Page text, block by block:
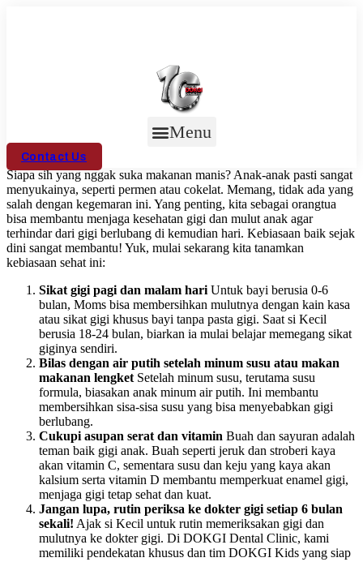
Menu
Contact Us
Siapa sih yang nggak suka makanan manis? Anak-anak pasti sangat
menyukainya, seperti permen atau cokelat. Memang, tidak ada yang
salah dengan kegemaran ini. Yang penting, kita sebagai orangtua
bisa membantu menjaga kesehatan gigi dan mulut anak agar
terhindar dari gigi berlubang di kemudian hari. Kebiasaan baik sejak
dini sangat membantu! Yuk, mulai sekarang kita tanamkan
kebiasaan sehat ini:
Sikat gigi pagi dan malam hari Untuk bayi berusia 0-6
bulan, Moms bisa membersihkan mulutnya dengan kain kasa
atau sikat gigi khusus bayi tanpa pasta gigi. Saat si Kecil
berusia 18-24 bulan, biarkan ia mulai belajar memegang sikat
giginya sendiri.
Bilas dengan air putih setelah minum susu atau makan
makanan lengket Setelah minum susu, terutama susu
formula, biasakan anak minum air putih. Ini membantu
membersihkan sisa-sisa susu yang bisa menyebabkan gigi
berlubang.
Cukupi asupan serat dan vitamin Buah dan sayuran adalah
teman baik gigi anak. Buah seperti jeruk dan stroberi kaya
akan vitamin C, sementara susu dan keju yang kaya akan
kalsium serta vitamin D membantu memperkuat enamel gigi,
menjaga gigi tetap sehat dan kuat.
Jangan lupa, rutin periksa ke dokter gigi setiap 6 bulan
sekali! Ajak si Kecil untuk rutin memeriksakan gigi dan
mulutnya ke dokter gigi. Di DOKGI Dental Clinic, kami
memiliki pendekatan khusus dan tim DOKGI Kids yang siap